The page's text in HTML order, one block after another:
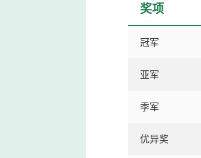
奖项
冠军
亚军
季军
优异奖